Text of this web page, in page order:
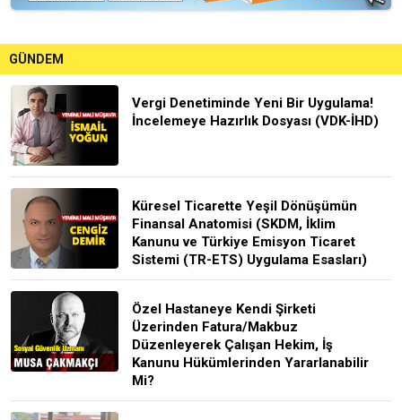
GÜNDEM
Vergi Denetiminde Yeni Bir Uygulama!
İncelemeye Hazırlık Dosyası (VDK-İHD)
Küresel Ticarette Yeşil Dönüşümün
Finansal Anatomisi (SKDM, İklim
Kanunu ve Türkiye Emisyon Ticaret
Sistemi (TR-ETS) Uygulama Esasları)
Özel Hastaneye Kendi Şirketi
Üzerinden Fatura/Makbuz
Düzenleyerek Çalışan Hekim, İş
Kanunu Hükümlerinden Yararlanabilir
Mi?